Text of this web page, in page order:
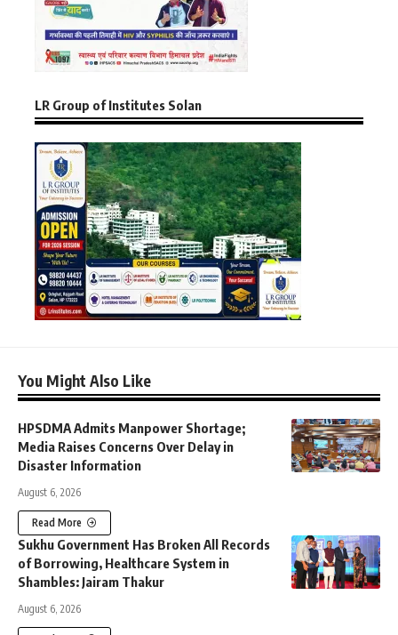
LR Group of Institutes Solan
You Might Also Like
HPSDMA Admits Manpower Shortage;
Media Raises Concerns Over Delay in
Disaster Information
August 6, 2026
Read More
Sukhu Government Has Broken All Records
of Borrowing, Healthcare System in
Shambles: Jairam Thakur
August 6, 2026